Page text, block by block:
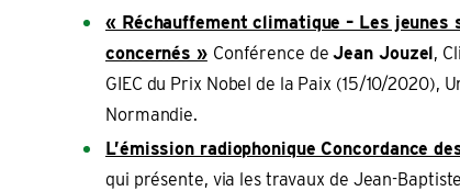
« Réchauffement climatique – Les jeunes
concernés » Conférence deJean Jouzel,
GIEC du Prix Nobel de la Paix (15/10/2020),
Normandie.
L’émission radiophonique Concordance
qui présente, via les travaux de Jean-